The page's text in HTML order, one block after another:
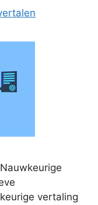
vertaling